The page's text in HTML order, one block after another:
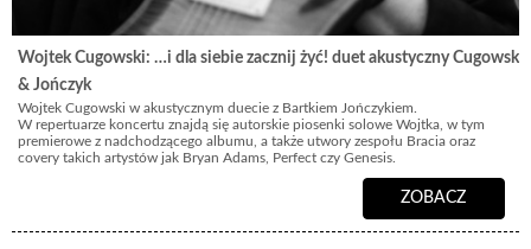
Wojtek Cugowski: …i dla siebie zacznij żyć! duet akustyczny Cugowski
& Jończyk
Wojtek Cugowski w akustycznym duecie z Bartkiem Jończykiem.
W repertuarze koncertu znajdą się autorskie piosenki solowe Wojtka, w tym
premierowe z nadchodzącego albumu, a także utwory zespołu Bracia oraz
covery takich artystów jak Bryan Adams, Perfect czy Genesis.
ZOBACZ